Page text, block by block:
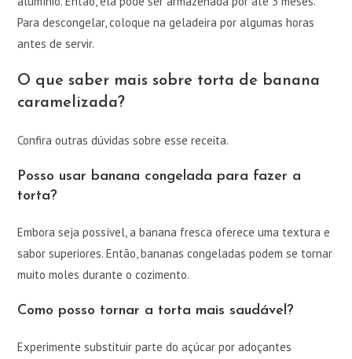
Para descongelar, coloque na geladeira por algumas horas
antes de servir.
O que saber mais sobre torta de banana
caramelizada?
Confira outras dúvidas sobre esse receita.
Posso usar banana congelada para fazer a
torta?
Embora seja possível, a banana fresca oferece uma textura e
sabor superiores. Então, bananas congeladas podem se tornar
muito moles durante o cozimento.
Como posso tornar a torta mais saudável?
Experimente substituir parte do açúcar por adoçantes